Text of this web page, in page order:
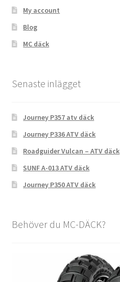
My account
Blog
MC däck
Senaste inlägget
Journey P357 atv däck
Journey P336 ATV däck
Roadguider Vulcan – ATV däck
SUNF A-013 ATV däck
Journey P350 ATV däck
Behöver du MC-DÄCK?